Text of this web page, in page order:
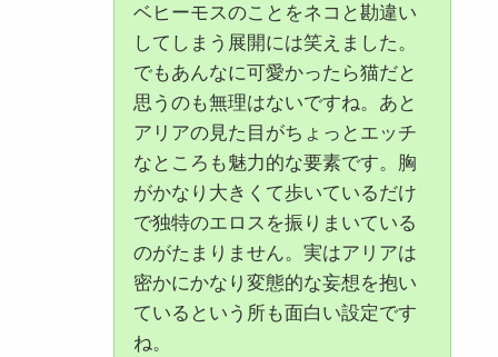
ベヒーモスのことをネコと勘違い
してしまう展開には笑えました。
でもあんなに可愛かったら猫だと
思うのも無理はないですね。あと
アリアの見た目がちょっとエッチ
なところも魅力的な要素です。胸
がかなり大きくて歩いているだけ
で独特のエロスを振りまいている
のがたまりません。実はアリアは
密かにかなり変態的な妄想を抱い
ているという所も面白い設定です
ね。